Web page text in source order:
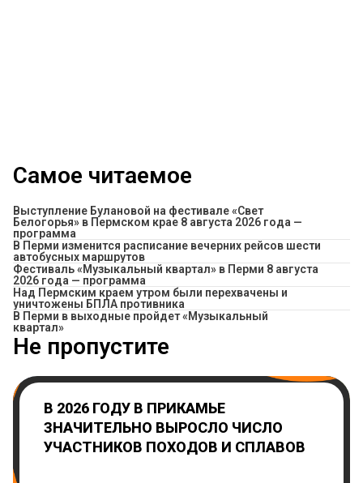
Самое читаемое
Выступление Булановой на фестивале «Свет
Белогорья» в Пермском крае 8 августа 2026 года —
программа
​В Перми изменится расписание вечерних рейсов шести
автобусных маршрутов
Фестиваль «Музыкальный квартал» в Перми 8 августа
2026 года — программа
Над Пермским краем утром были перехвачены и
уничтожены БПЛА противника
В Перми в выходные пройдет «Музыкальный
квартал»
Не пропустите
В 2026 ГОДУ В ПРИКАМЬЕ
ЗНАЧИТЕЛЬНО ВЫРОСЛО ЧИСЛО
УЧАСТНИКОВ ПОХОДОВ И СПЛАВОВ